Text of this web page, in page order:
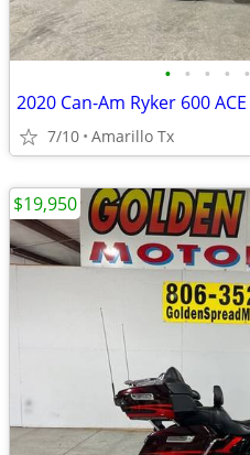
• • • • •
2020 Can-Am Ryker 600 ACE
7/10 Amarillo Tx
$19,950